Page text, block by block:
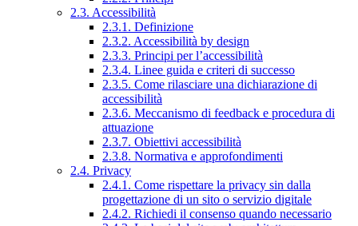
2.3. Accessibilità
2.3.1. Definizione
2.3.2. Accessibilità by design
2.3.3. Principi per l’accessibilità
2.3.4. Linee guida e criteri di successo
2.3.5. Come rilasciare una dichiarazione di
accessibilità
2.3.6. Meccanismo di feedback e procedura di
attuazione
2.3.7. Obiettivi accessibilità
2.3.8. Normativa e approfondimenti
2.4. Privacy
2.4.1. Come rispettare la privacy sin dalla
progettazione di un sito o servizio digitale
2.4.2. Richiedi il consenso quando necessario